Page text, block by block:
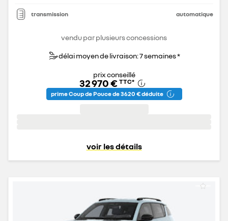
transmission automatique
vendu par plusieurs concessions
délai moyen de livraison: 7 semaines *
prix conseillé
32 970 € TTC*
prime Coup de Pouce de 3 620 € déduite
voir les détails